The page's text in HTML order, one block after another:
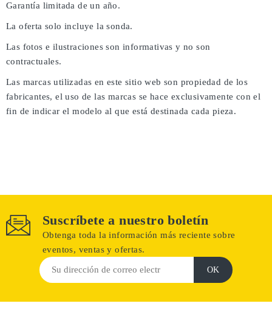
Garantía limitada de un año.
La oferta solo incluye la sonda.
Las fotos e ilustraciones son informativas y no son
contractuales.
Las marcas utilizadas en este sitio web son propiedad de los
fabricantes, el uso de las marcas se hace exclusivamente con el
fin de indicar el modelo al que está destinada cada pieza.
Suscríbete a nuestro boletín
Obtenga toda la información más reciente sobre
eventos, ventas y ofertas.